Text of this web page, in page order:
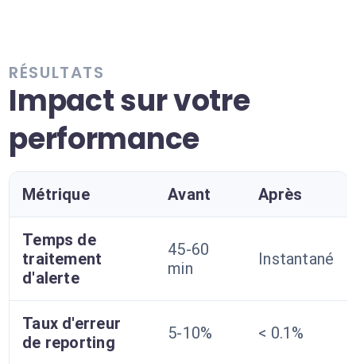
RÉSULTATS
Impact sur votre
performance
Métrique Avant Après
Temps de
traitement
d'alerte
45-60
min
Instantané
Taux d'erreur
de reporting
5-10% < 0.1%